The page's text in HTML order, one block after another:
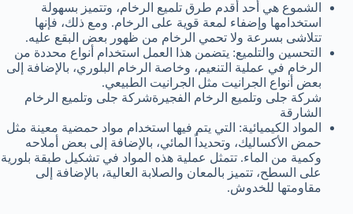
الشموع هي أحد أقدم طرق تلميع الرخام، وتتميز بسهولة
استخدامها وإضفاء لمعة قوية على الرخام. ومع ذلك، فإنها
تتلاشى بسرعة ولا تحمي الرخام من ظهور بعض البقع عليه.
التحسين والتلميع: يتضمن هذا العمل استخدام أنواع محددة من
الرخام في عملية التنعيم، وخاصة الرخام البلوري، بالإضافة إلى
بعض أنواع الجرانيت مثل الجرانيت الطبيعي.
شركة جلى وتلميع الرخام الفجيرةشركة جلى وتلميع الرخام
الشارقة
المواد الكيميائية: التي يتم فيها استخدام مواد حمضية معينة مثل
حمض الأكساليك، وتحديداً المائي، بالإضافة إلى بعض أملاحه
وكمية من الماء. تتمثل عملية هذه المواد في تشكيل طبقة بلورية
على السطح، تتميز بالمعان والصلابة العالية، بالإضافة إلى
مقاومتها للخدوش.